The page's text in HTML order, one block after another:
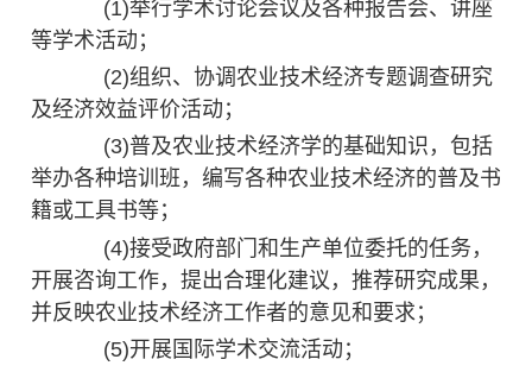
(1)举行学术讨论会议及各种报告会、讲座
等学术活动；
(2)组织、协调农业技术经济专题调查研究
及经济效益评价活动；
(3)普及农业技术经济学的基础知识，包括
举办各种培训班，编写各种农业技术经济的普及书
籍或工具书等；
(4)接受政府部门和生产单位委托的任务，
开展咨询工作，提出合理化建议，推荐研究成果，
并反映农业技术经济工作者的意见和要求；
(5)开展国际学术交流活动；